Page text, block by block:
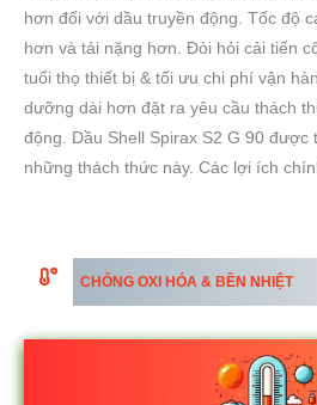
hơn đối với dầu truyền động. Tốc độ
hơn và tải nặng hơn. Đòi hỏi cải tiến
tuổi thọ thiết bị & tối ưu chi phí vận
dưỡng dài hơn đặt ra yêu cầu thách
động. Dầu Shell Spirax S2 G 90 được
những thách thức này. Các lợi ích
CHỐNG OXI HÓA & BỀN NHIỆT